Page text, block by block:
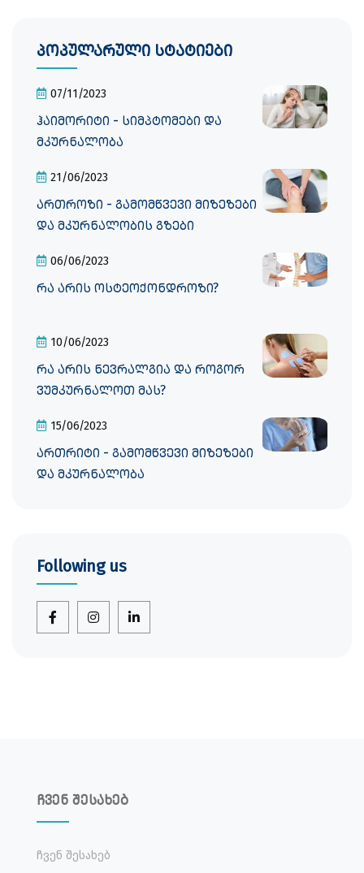
პოპულარული სტატიები
07/11/2023
ჰაიმორიტი - სიმპტომები და
მკურნალობა
21/06/2023
ართროზი - გამომწვევი მიზეზები
და მკურნალობის გზები
06/06/2023
რა არის ოსტეოქონდროზი?
10/06/2023
რა არის ნევრალგია და როგორ
ვუმკურნალოთ მას?
15/06/2023
ართრიტი - გამომწვევი მიზეზები
და მკურნალობა
Following us
ჩვენ შესახებ
Ჩვენ Შესახებ